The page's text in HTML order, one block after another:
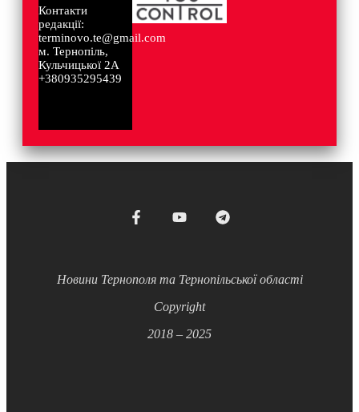
Контакти
редакції:
terminovo.te@gmail.com
м. Тернопіль,
Кульчицької 2А
+380935295439
Новини Тернополя та Тернопільської області
Copyright
2018 – 2025